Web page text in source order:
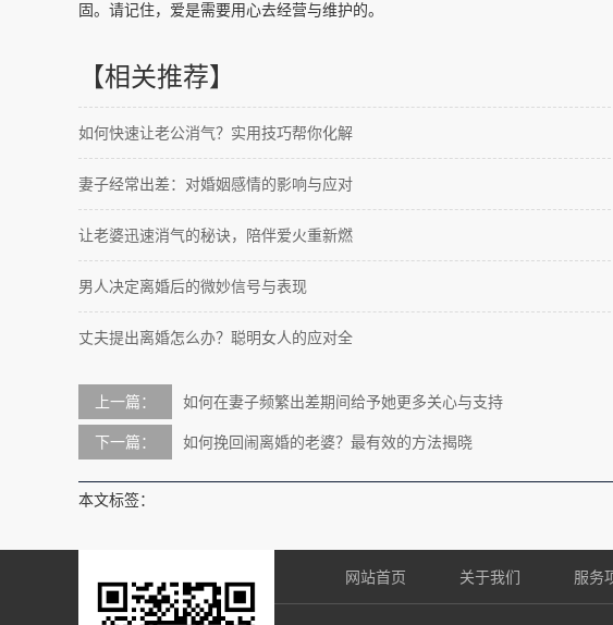
固。请记住，爱是需要用心去经营与维护的。
【相关推荐】
如何快速让老公消气？实用技巧帮你化解
妻子经常出差：对婚姻感情的影响与应对
让老婆迅速消气的秘诀，陪伴爱火重新燃
男人决定离婚后的微妙信号与表现
丈夫提出离婚怎么办？聪明女人的应对全
上一篇： 如何在妻子频繁出差期间给予她更多关心与支持
下一篇： 如何挽回闹离婚的老婆？最有效的方法揭晓
本文标签：
网站首页 关于我们 服务